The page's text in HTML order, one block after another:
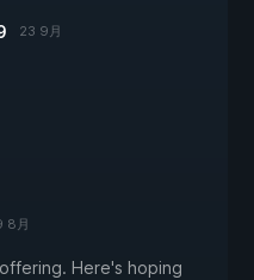
23 9月
8月
Here's hoping